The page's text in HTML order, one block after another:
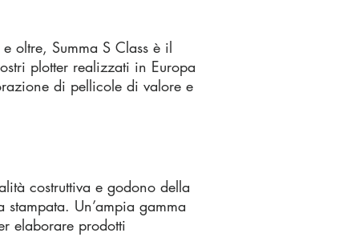
oltre, Summa S Class è il
plotter realizzati in Europa
di pellicole di valore e
costruttiva e godono della
Un’ampia gamma
elaborare prodotti